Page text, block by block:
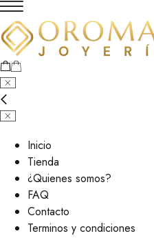
Inicio
Tienda
¿Quienes somos?
FAQ
Contacto
Terminos y condiciones